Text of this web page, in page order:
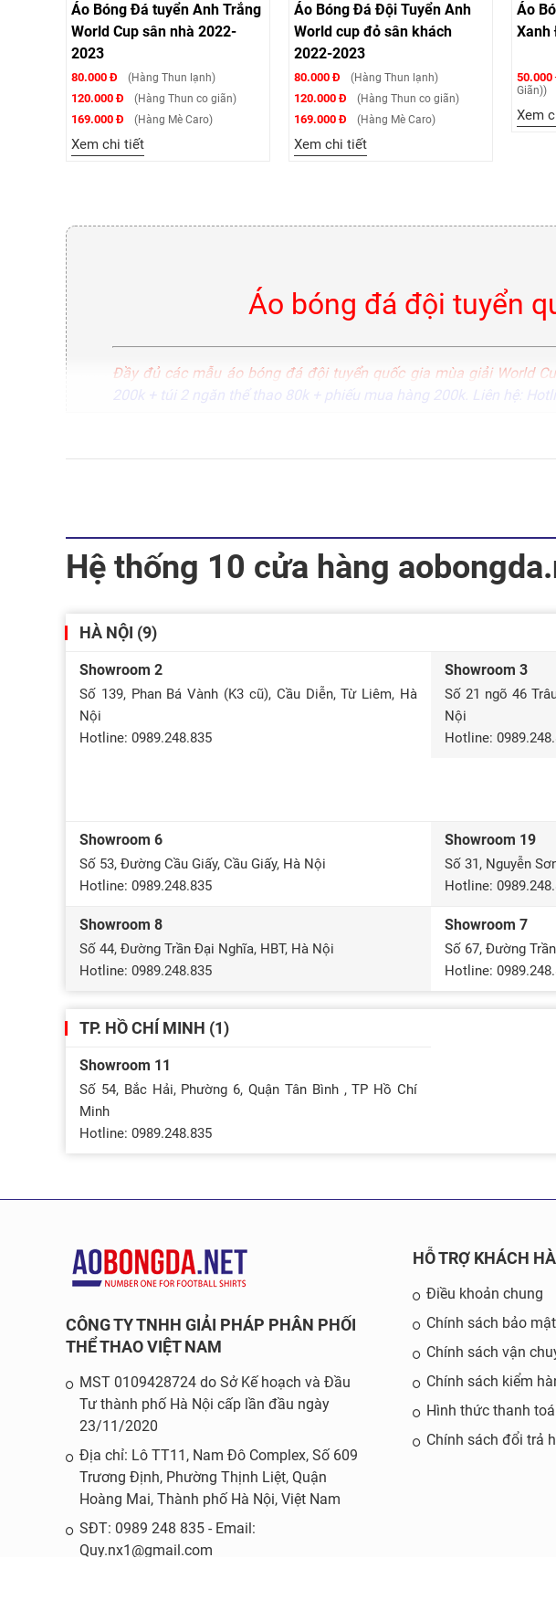
Áo Bóng Đá tuyển Anh Trắng
World Cup sân nhà 2022-
2023
80.000 Đ (Hàng Thun lạnh)
120.000 Đ (Hàng Thun co giãn)
169.000 Đ (Hàng Mè Caro)
Xem chi tiết
Áo Bóng Đá Đội Tuyển Anh
World cup đỏ sân khách
2022-2023
80.000 Đ (Hàng Thun lạnh)
120.000 Đ (Hàng Thun co giãn)
169.000 Đ (Hàng Mè Caro)
Xem chi tiết
Áo
Xanh
50.000
Giãn))
Xem
Áo bóng đá đội tuyển
Đầy đủ các mẫu áo bóng đá đội tuyển quốc gia mùa giải World
200k + túi 2 ngăn thể thao 80k + phiếu mua hàng 200k. Liên hệ:
Hệ thống 10 cửa hàng
HÀ NỘI (9)
Showroom 2
Số 139, Phan Bá Vành (K3 cũ), Cầu Diễn, Từ Liêm, Hà
Nội
Hotline: 0989.248.835
Showroom 3
Số 21 ngõ 46
Nội
Hotline:
Showroom 6
Số 53, Đường Cầu Giấy, Cầu Giấy, Hà Nội
Hotline: 0989.248.835
Showroom 19
Số 31, Nguyễn
Hotline:
Showroom 8
Số 44, Đường Trần Đại Nghĩa, HBT, Hà Nội
Hotline: 0989.248.835
Showroom 7
Số 67, Đường
Hotline:
TP. HỒ CHÍ MINH (1)
Showroom 11
Số 54, Bắc Hải, Phường 6, Quận Tân Bình , TP Hồ Chí
Minh
Hotline: 0989.248.835
CÔNG TY TNHH GIẢI PHÁP PHÂN PHỐI
THỂ THAO VIỆT NAM
MST 0109428724 do Sở Kế hoạch và Đầu
Tư thành phố Hà Nội cấp lần đầu ngày
23/11/2020
Địa chỉ: Lô TT11, Nam Đô Complex, Số 609
Trương Định, Phường Thịnh Liệt, Quận
Hoàng Mai, Thành phố Hà Nội, Việt Nam
SĐT: 0989 248 835 - Email:
Quy.nx1@gmail.com
HỖ TRỢ KHÁCH
Điều khoản chung
Chính sách bảo mật
Chính sách vận
Chính sách kiểm
Hình thức thanh
Chính sách đổi trả